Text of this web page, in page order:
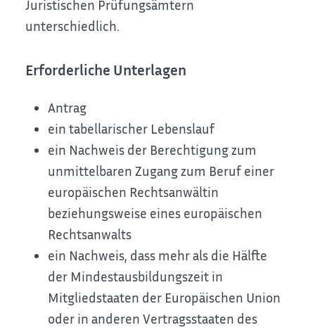
Juristischen Prüfungsämtern
unterschiedlich.
Erforderliche Unterlagen
Antrag
ein tabellarischer Lebenslauf
ein Nachweis der Berechtigung zum
unmittelbaren Zugang zum Beruf einer
europäischen Rechtsanwältin
beziehungsweise eines europäischen
Rechtsanwalts
ein Nachweis, dass mehr als die Hälfte
der Mindestausbildungszeit in
Mitgliedstaaten der Europäischen Union
oder in anderen Vertragsstaaten des